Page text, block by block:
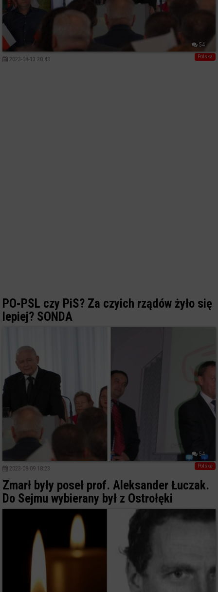
54
Polska
2023-08-13 20:43
PO-PSL czy PiS? Za czyich rządów żyło się
lepiej? SONDA
54
Polska
2023-08-09 18:23
Zmarł były poseł prof. Aleksander Łuczak.
Do Sejmu wybierany był z Ostrołęki